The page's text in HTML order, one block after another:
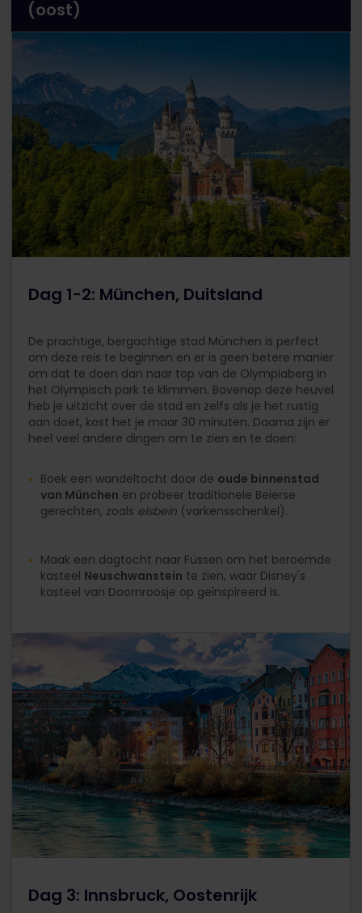
(oost)
Dag 1-2: München, Duitsland
De prachtige, bergachtige stad München is perfect
om deze reis te beginnen en er is geen betere manier
om dat te doen dan naar top van de Olympiaberg in
het Olympisch park te klimmen. Bovenop deze heuvel
heb je uitzicht over de stad en zelfs als je het rustig
aan doet, kost het je maar 30 minuten. Daarna zijn er
heel veel andere dingen om te zien en te doen:
Boek een wandeltocht door de oude binnenstad
van München en probeer traditionele Beierse
gerechten, zoals eisbein (varkensschenkel).
Maak een dagtocht naar Füssen om het beroemde
kasteel Neuschwanstein te zien, waar Disney's
kasteel van Doornroosje op geïnspireerd is.
Dag 3: Innsbruck, Oostenrijk